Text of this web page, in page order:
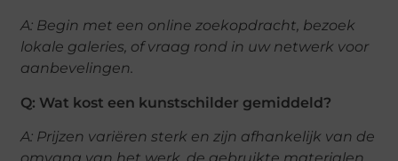
A: Begin met een online zoekopdracht, bezoek
lokale galeries, of vraag rond in uw netwerk voor
aanbevelingen.
Q: Wat kost een kunstschilder gemiddeld?
A: Prijzen variëren sterk en zijn afhankelijk van de